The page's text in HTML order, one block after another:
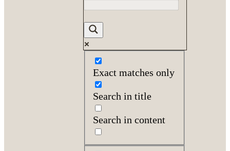
Exact matches only
Search in title
Search in content